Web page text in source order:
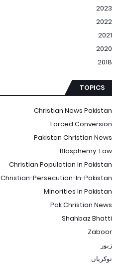
2023
2022
2021
2020
2018
TOPICS
Christian News Pakistan
Forced Conversion
Pakistan Christian News
Blasphemy-Law
Christian Population In Pakistan
Christian-Persecution-In-Pakistan
Minorities In Pakistan
Pak Christian News
Shahbaz Bhatti
Zaboor
زبور
نوکریاں